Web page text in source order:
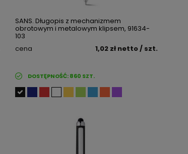
SANS. Długopis z mechanizmem
obrotowym i metalowym klipsem, 91634-
103
cena
1,02 złnetto/ szt.
DOSTĘPNOŚĆ:860 SZT.